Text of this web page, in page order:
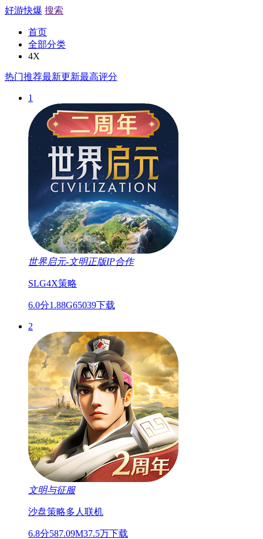
好游快爆 搜索
首页
全部分类
4X
热门推荐最新更新最高评分
1
世界启元-文明正版IP合作
SLG4X策略
6.0分1.88G65039下载
2
文明与征服
沙盘策略多人联机
6.8分587.09M37.5万下载